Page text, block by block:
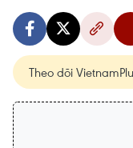
Theo dõi